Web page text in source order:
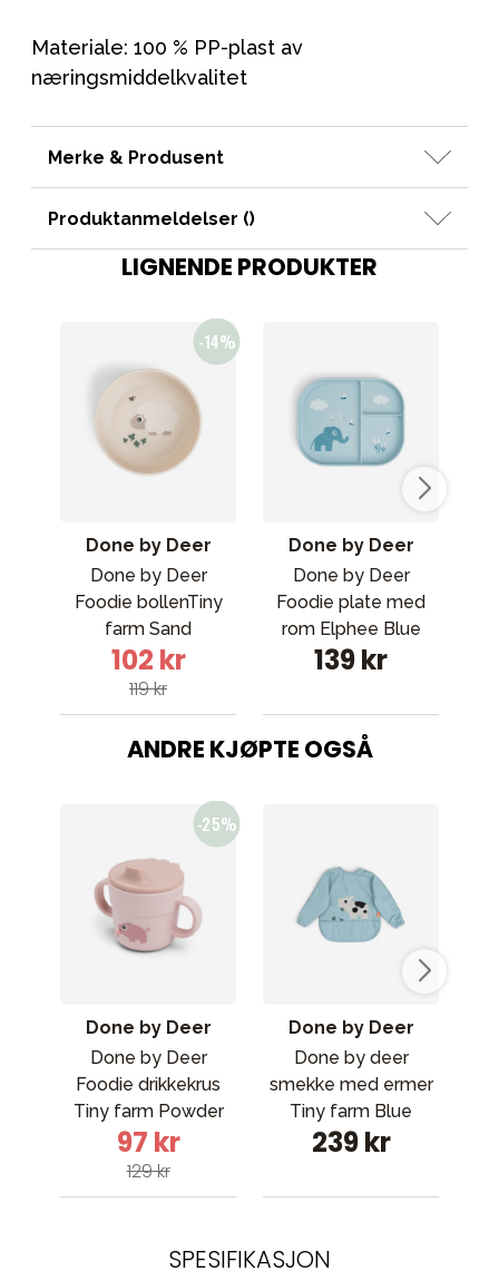
Materiale: 100 % PP-plast av
næringsmiddelkvalitet
Merke & Produsent
Produktanmeldelser ()
LIGNENDE PRODUKTER
Done by Deer
Done by Deer
Foodie bollenTiny
farm Sand
102 kr
119 kr
Done by Deer
Done by Deer
Foodie plate med
rom Elphee Blue
139 kr
ANDRE KJØPTE OGSÅ
Done by Deer
Done by Deer
Foodie drikkekrus
Tiny farm Powder
97 kr
129 kr
Done by Deer
Done by deer
smekke med ermer
Tiny farm Blue
239 kr
SPESIFIKASJON